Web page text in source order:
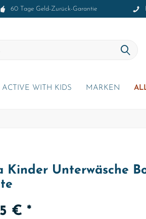
60 Tage Geld-Zurück-Garantie
ACTIVE WITH KIDS MARKEN
Kinder Unterwäsche
€ *